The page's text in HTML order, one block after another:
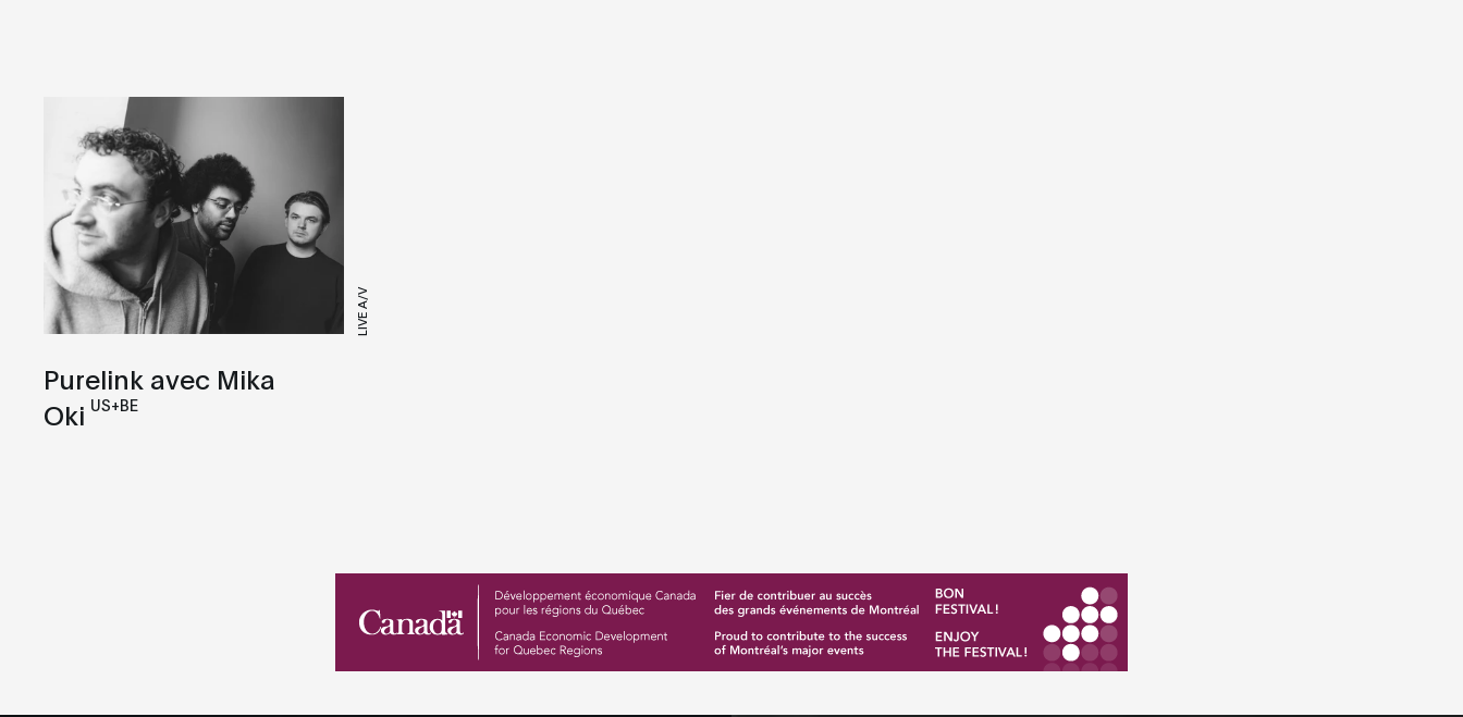
Dubstep
EBM
Indie
Industrial
Italo Disco
LIVE A/V
Purelink avec Mika
Oki US+BE